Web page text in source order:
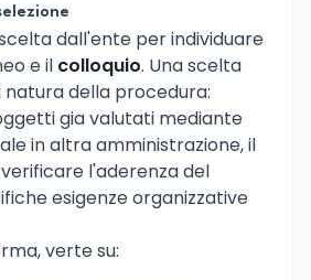
dall'ente per individuare
e il colloquio. Una scelta
della procedura:
gia valutati mediante
in altra amministrazione, il
verificare l'aderenza del
esigenze organizzative
verte su: